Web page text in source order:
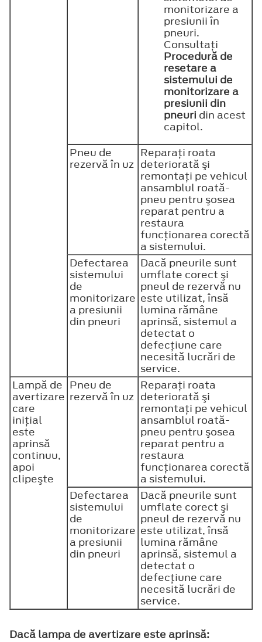
monitorizare a
presiunii în
pneuri.
Consultaţi
Procedură de
resetare a
sistemului de
monitorizare a
presiunii din
pneuri din acest
capitol.
Pneu de
rezervă în uz
Reparaţi roata
deteriorată şi
remontaţi pe vehicul
ansamblul roată-
pneu pentru şosea
reparat pentru a
restaura
funcţionarea corectă
a sistemului.
Defectarea
sistemului
de
monitorizare
a presiunii
din pneuri
Dacă pneurile sunt
umflate corect şi
pneul de rezervă nu
este utilizat, însă
lumina rămâne
aprinsă, sistemul a
detectat o
defecţiune care
necesită lucrări de
service.
Lampă de
avertizare
care
iniţial
este
aprinsă
continuu,
apoi
clipeşte
Pneu de
rezervă în uz
Reparaţi roata
deteriorată şi
remontaţi pe vehicul
ansamblul roată-
pneu pentru şosea
reparat pentru a
restaura
funcţionarea corectă
a sistemului.
Defectarea
sistemului
de
monitorizare
a presiunii
din pneuri
Dacă pneurile sunt
umflate corect şi
pneul de rezervă nu
este utilizat, însă
lumina rămâne
aprinsă, sistemul a
detectat o
defecţiune care
necesită lucrări de
service.
Dacă lampa de avertizare este aprinsă: